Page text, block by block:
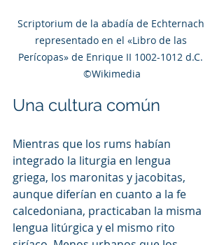
Scriptorium de la abadía de Echternach
representado en el «Libro de las
Perícopas» de Enrique II 1002-1012 d.C.
©Wikimedia
Una cultura común
Mientras que los rums habían
integrado la liturgia en lengua
griega, los maronitas y jacobitas,
aunque diferían en cuanto a la fe
calcedoniana, practicaban la misma
lengua litúrgica y el mismo rito